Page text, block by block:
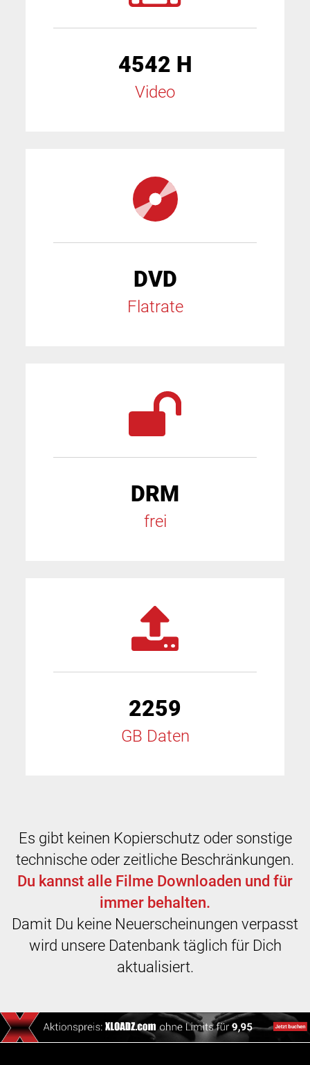
4542 H
Video
DVD
Flatrate
DRM
frei
2259
GB Daten
Es gibt keinen Kopierschutz oder sonstige
technische oder zeitliche Beschränkungen.
Du kannst alle Filme Downloaden und für
immer behalten.
Damit Du keine Neuerscheinungen verpasst
wird unsere Datenbank täglich für Dich
aktualisiert.